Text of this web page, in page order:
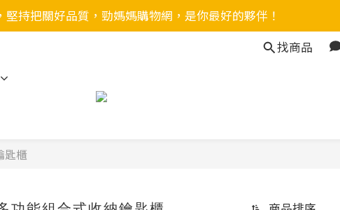
堅持把關好品質，勁媽媽購物網，是你最好的夥伴！
找商品
匙櫃